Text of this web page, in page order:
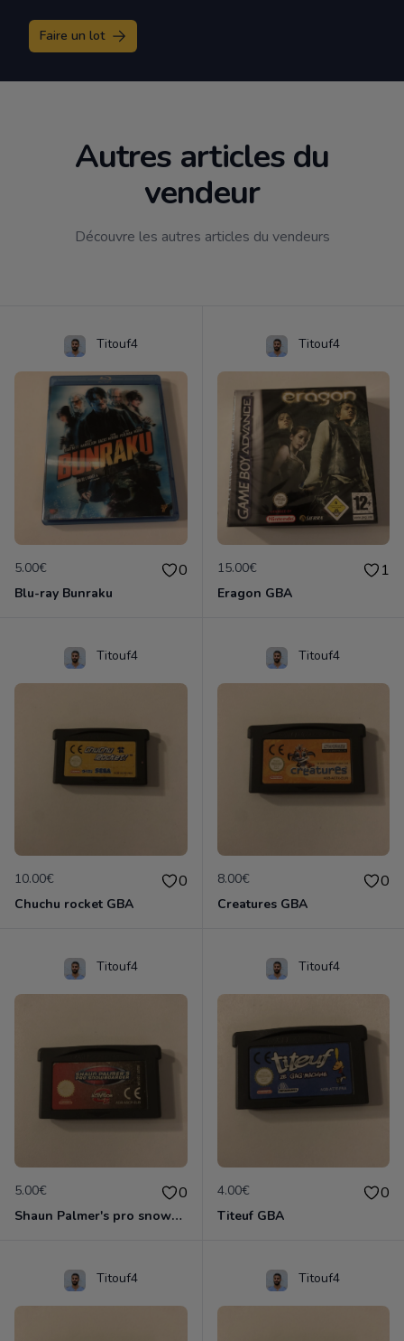
Faire un lot
Autres articles du
vendeur
Découvre les autres articles du vendeurs
Titouf4
5.00€ 0
Blu-ray Bunraku
Titouf4
15.00€ 1
Eragon GBA
Titouf4
10.00€ 0
Chuchu rocket GBA
Titouf4
8.00€ 0
Creatures GBA
Titouf4
5.00€ 0
Shaun Palmer's pro snowboarder
Titouf4
4.00€ 0
Titeuf GBA
Titouf4 Titouf4